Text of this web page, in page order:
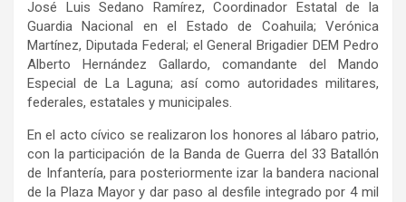
José Luis Sedano Ramírez, Coordinador Estatal de la
Guardia Nacional en el Estado de Coahuila; Verónica
Martínez, Diputada Federal; el General Brigadier DEM Pedro
Alberto Hernández Gallardo, comandante del Mando
Especial de La Laguna; así como autoridades militares,
federales, estatales y municipales.
En el acto cívico se realizaron los honores al lábaro patrio,
con la participación de la Banda de Guerra del 33 Batallón
de Infantería, para posteriormente izar la bandera nacional
de la Plaza Mayor y dar paso al desfile integrado por 4 mil